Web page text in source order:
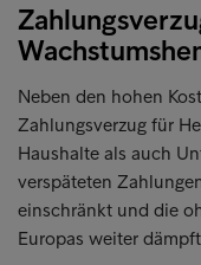
Neben den hohen
Zahlungsverzug für
Haushalte als auch
verspäteten
einschränkt und die
Europas weiter